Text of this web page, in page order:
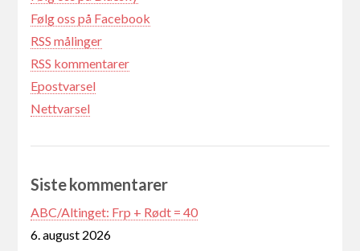
Følg oss på Facebook
RSS målinger
RSS kommentarer
Epostvarsel
Nettvarsel
Siste kommentarer
ABC/Altinget: Frp + Rødt = 40
6. august 2026